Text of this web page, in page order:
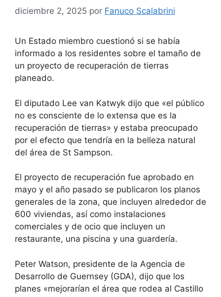
diciembre 2, 2025 por Fanuco Scalabrini
Un Estado miembro cuestionó si se había
informado a los residentes sobre el tamaño de
un proyecto de recuperación de tierras
planeado.
El diputado Lee van Katwyk dijo que «el público
no es consciente de lo extensa que es la
recuperación de tierras» y estaba preocupado
por el efecto que tendría en la belleza natural
del área de St Sampson.
El proyecto de recuperación fue aprobado en
mayo y el año pasado se publicaron los planos
generales de la zona, que incluyen alrededor de
600 viviendas, así como instalaciones
comerciales y de ocio que incluyen un
restaurante, una piscina y una guardería.
Peter Watson, presidente de la Agencia de
Desarrollo de Guernsey (GDA), dijo que los
planes «mejorarían el área que rodea al Castillo